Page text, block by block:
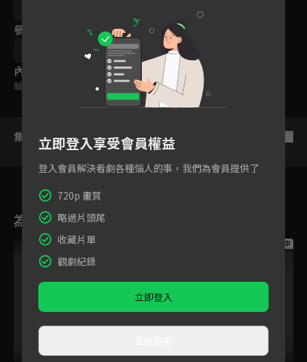
參與演員
內容標籤
輔導十二歲級
集數列表
為您推薦
跟播中 跟播中
立即登入享受會員權益
登入會員解決看劇各種惱人的事，我們為會員提供了
720p 畫質
略過片頭尾
收藏片單
觀劇紀錄
立即登入